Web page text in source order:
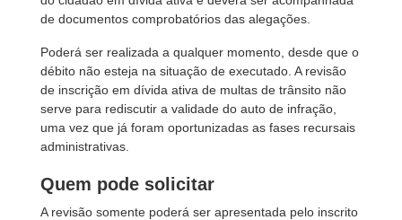
de documentos comprobatórios das alegações.
Poderá ser realizada a qualquer momento, desde que o
débito não esteja na situação de executado. A revisão
de inscrição em dívida ativa de multas de trânsito não
serve para rediscutir a validade do auto de infração,
uma vez que já foram oportunizadas as fases recursais
administrativas.
Quem pode solicitar
A revisão somente poderá ser apresentada pelo inscrito